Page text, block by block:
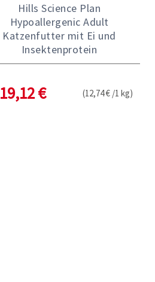
Hills Science Plan
Hypoallergenic Adult
Katzenfutter mit Ei und
Insektenprotein
19,12 € (12,74 € /1 kg)